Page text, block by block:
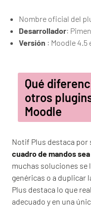
Nombre oficial del
Desarrollador:
Versión : Moodle
Qué
otros
Moodle
Notif Plus destaca por
cuadro de mandos
muchas soluciones
genéricas o a
Plus destaca lo que
adecuado y en una